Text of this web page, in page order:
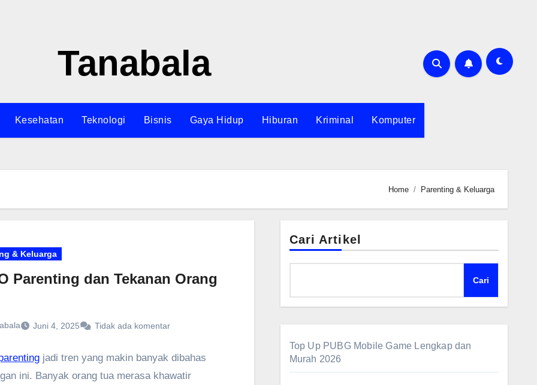
Tanabala
Kesehatan Teknologi Bisnis Gaya Hidup Hiburan Kriminal Komputer
Home Parenting & Keluarga
& Keluarga
Parenting dan Tekanan Orang
Juni 4, 2025 Tidak ada komentar
jadi tren yang makin banyak dibahas
ini. Banyak orang tua merasa khawatir
Cari Artikel
Cari
Top Up PUBG Mobile Game Lengkap dan
Murah 2026